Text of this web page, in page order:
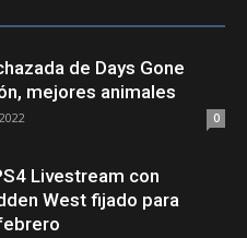
de Days Gone
mejores animales
0
Livestream con
West fijado para